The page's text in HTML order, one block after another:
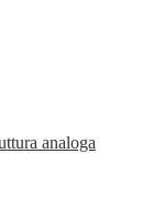
analoga